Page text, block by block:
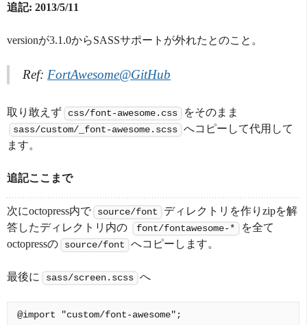
追記: 2013/5/11
versionが3.1.0からSASSサポートが外れたとのこと。
Ref: FortAwesome@GitHub
取り敢えず css/font-awesome.css をそのまま
sass/custom/_font-awesome.scss へコピーして代用して
ます。
追記ここまで
次にoctopress内で source/font
ディレクトリを作りzipを解
答したディレクトリ内の
font/fontawesome-*
を全て
octopressの
source/font へコピーします。
最後に sass/screen.scss へ